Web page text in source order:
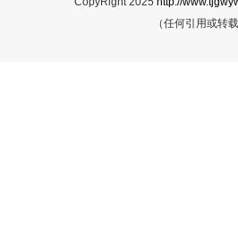
（任何引用或转